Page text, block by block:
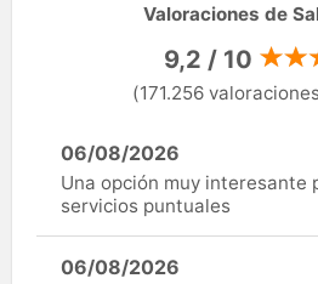
Valoraciones de
9,2 / 10
(171.256
06/08/2026
Una opción muy interesante
servicios puntuales
06/08/2026